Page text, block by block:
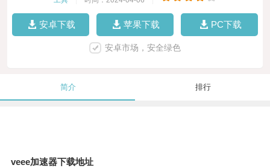
安卓下载 苹果下载 PC下载
安卓市场，安全绿色
简介 排行
veee加速器下载地址